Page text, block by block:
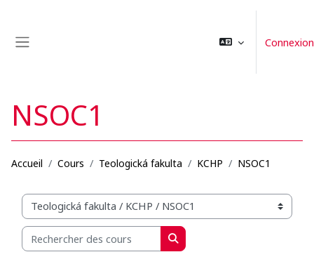
Connexion
NSOC1
Accueil Cours Teologická fakulta KCHP NSOC1
Catégories de cours
Rechercher des cours
Rechercher des cours